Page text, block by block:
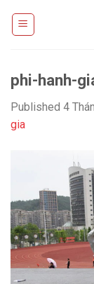
phi-hanh-
Published 4
gia